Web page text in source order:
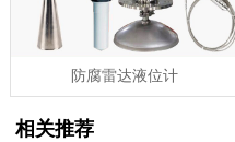
防腐雷达液位计
相关推荐